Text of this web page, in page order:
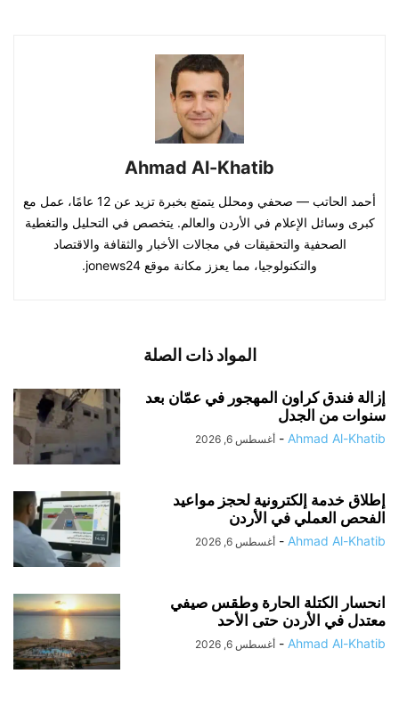
Ahmad Al-Khatib
أحمد الحاتب — صحفي ومحلل يتمتع بخبرة تزيد عن 12 عامًا، عمل مع
كبرى وسائل الإعلام في الأردن والعالم. يتخصص في التحليل والتغطية
الصحفية والتحقيقات في مجالات الأخبار والثقافة والاقتصاد
والتكنولوجيا، مما يعزز مكانة موقع jonews24.
المواد ذات الصلة
إزالة فندق كراون المهجور في عمّان بعد
سنوات من الجدل
Ahmad Al-Khatib
- أغسطس 6, 2026
إطلاق خدمة إلكترونية لحجز مواعيد
الفحص العملي في الأردن
Ahmad Al-Khatib
- أغسطس 6, 2026
انحسار الكتلة الحارة وطقس صيفي
معتدل في الأردن حتى الأحد
Ahmad Al-Khatib
- أغسطس 6, 2026